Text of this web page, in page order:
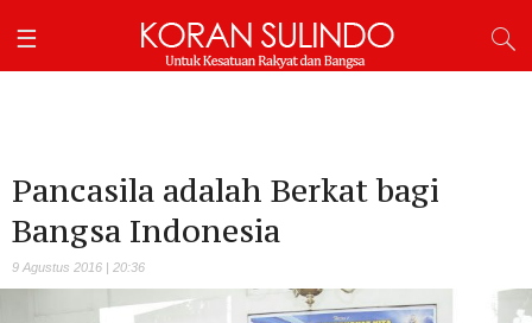
Pancasila adalah Berkat bagi
Bangsa Indonesia
9 Agustus 2016 | 20:36